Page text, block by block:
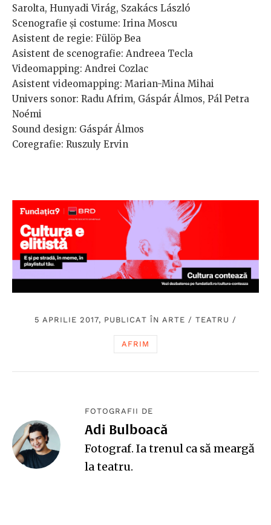
Sarolta, Hunyadi Virág, Szakács László
Scenografie și costume: Irina Moscu
Asistent de regie: Fülöp Bea
Asistent de scenografie: Andreea Tecla
Videomapping: Andrei Cozlac
Asistent videomapping: Marian-Mina Mihai
Univers sonor: Radu Afrim, Gáspár Álmos, Pál Petra
Noémi
Sound design: Gáspár Álmos
Coregrafie: Ruszuly Ervin
5 APRILIE 2017, PUBLICAT ÎN ARTE /TEATRU /
AFRIM
FOTOGRAFII DE
Adi Bulboacă
Fotograf. Ia trenul ca să meargă
la teatru.